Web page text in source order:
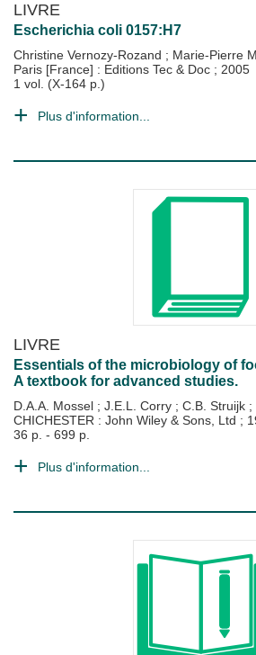
LIVRE
Escherichia coli 0157:H7
Christine Vernozy-Rozand ; Marie-Pierre
Paris [France] : Editions Tec & Doc ; 2005
1 vol. (X-164 p.)
Plus d'information...
LIVRE
Essentials of the microbiology of
A textbook for advanced studies.
D.A.A. Mossel ; J.E.L. Corry ; C.B. Struijk ;
CHICHESTER : John Wiley & Sons, Ltd ;
36 p. - 699 p.
Plus d'information...